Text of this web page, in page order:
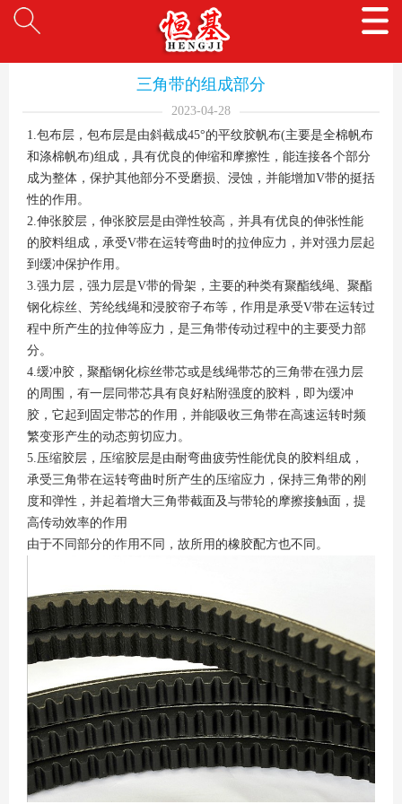
三角带的组成部分
2023-04-28
1.包布层，包布层是由斜截成45°的平纹胶帆布(主要是全棉帆布
和涤棉帆布)组成，具有优良的伸缩和摩擦性，能连接各个部分
成为整体，保护其他部分不受磨损、浸蚀，并能增加V带的挺括
性的作用。
2.伸张胶层，伸张胶层是由弹性较高，并具有优良的伸张性能
的胶料组成，承受V带在运转弯曲时的拉伸应力，并对强力层起
到缓冲保护作用。
3.强力层，强力层是V带的骨架，主要的种类有聚酯线绳、聚酯
钢化棕丝、芳纶线绳和浸胶帘子布等，作用是承受V带在运转过
程中所产生的拉伸等应力，是三角带传动过程中的主要受力部
分。
4.缓冲胶，聚酯钢化棕丝带芯或是线绳带芯的三角带在强力层
的周围，有一层同带芯具有良好粘附强度的胶料，即为缓冲
胶，它起到固定带芯的作用，并能吸收三角带在高速运转时频
繁变形产生的动态剪切应力。
5.压缩胶层，压缩胶层是由耐弯曲疲劳性能优良的胶料组成，
承受三角带在运转弯曲时所产生的压缩应力，保持三角带的刚
度和弹性，并起着增大三角带截面及与带轮的摩擦接触面，提
高传动效率的作用
由于不同部分的作用不同，故所用的橡胶配方也不同。